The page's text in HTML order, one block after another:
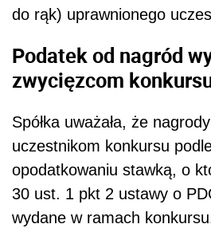
do rąk) uprawnionego
Podatek od nagród
zwycięzcom
Spółka uważała, że
uczestnikom konkursu
opodatkowaniu stawką, o
30 ust. 1 pkt 2 ustawy o
wydane w ramach